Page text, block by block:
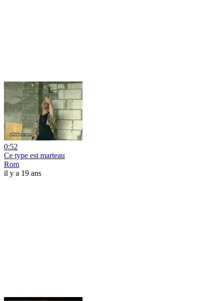
0:52
Ce type est marteau
Rom
il y a 19 ans